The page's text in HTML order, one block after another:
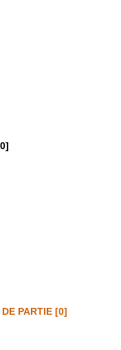
PARTIE [0]